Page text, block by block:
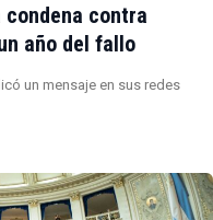
contra
año del fallo
un mensaje en sus redes